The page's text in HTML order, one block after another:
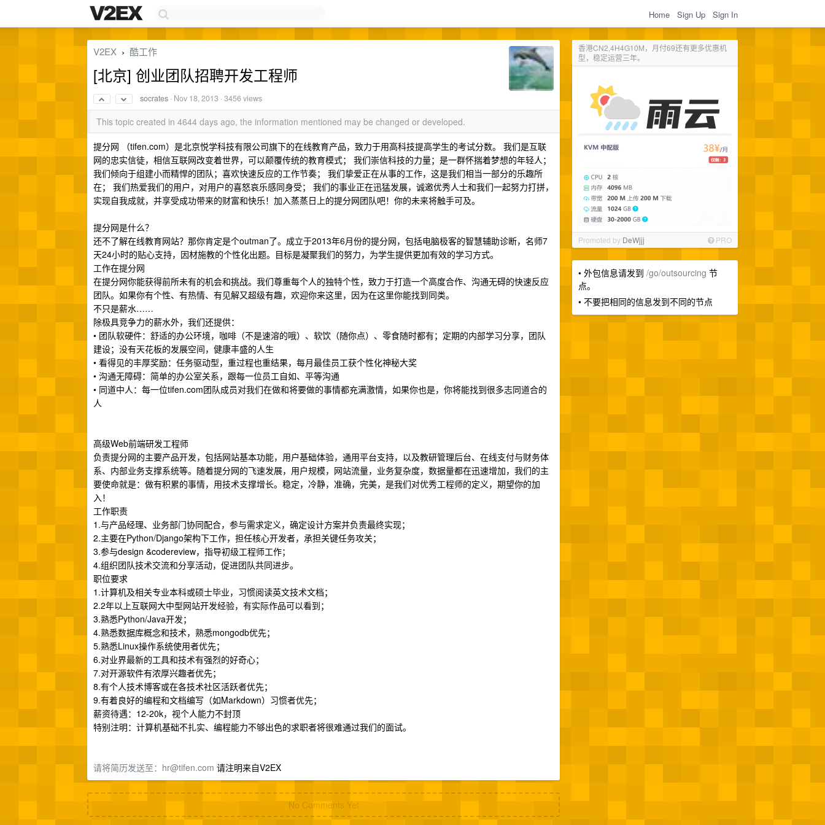
Home Sign Up Sign In
香港CN2,4H4G10M，月付69还有更多优惠机
型，稳定运营三年。
Promoted by DeWjjj PRO
• 外包信息请发到 /go/outsourcing 节
点。
• 不要把相同的信息发到不同的节点
V2EX › 酷工作
[北京] 创业团队招聘开发工程师
socrates · Nov 18, 2013 · 3456 views
This topic created in 4644 days ago, the information mentioned may be changed or developed.
提分网 （tifen.com）是北京悦学科技有限公司旗下的在线教育产品，致力于用高科技提高学生的考试分数。 我们是互联
网的忠实信徒，相信互联网改变着世界，可以颠覆传统的教育模式； 我们崇信科技的力量；是一群怀揣着梦想的年轻人；
我们倾向于组建小而精悍的团队；喜欢快速反应的工作节奏； 我们挚爱正在从事的工作，这是我们相当一部分的乐趣所
在； 我们热爱我们的用户，对用户的喜怒哀乐感同身受； 我们的事业正在迅猛发展，诚邀优秀人士和我们一起努力打拼，
实现自我成就，并享受成功带来的财富和快乐！加入蒸蒸日上的提分网团队吧！你的未来将触手可及。
提分网是什么？
还不了解在线教育网站？那你肯定是个outman了。成立于2013年6月份的提分网，包括电脑极客的智慧辅助诊断，名师7
天24小时的贴心支持，因材施教的个性化出题。目标是凝聚我们的努力，为学生提供更加有效的学习方式。
工作在提分网
在提分网你能获得前所未有的机会和挑战。我们尊重每个人的独特个性，致力于打造一个高度合作、沟通无碍的快速反应
团队。如果你有个性、有热情、有见解又超级有趣，欢迎你来这里，因为在这里你能找到同类。
不只是薪水……
除极具竞争力的薪水外，我们还提供：
• 团队软硬件：舒适的办公环境，咖啡（不是速溶的哦）、软饮（随你点）、零食随时都有；定期的内部学习分享，团队
建设；没有天花板的发展空间，健康丰盛的人生
• 看得见的丰厚奖励：任务驱动型，重过程也重结果，每月最佳员工获个性化神秘大奖
• 沟通无障碍：简单的办公室关系，跟每一位员工自如、平等沟通
• 同道中人：每一位tifen.com团队成员对我们在做和将要做的事情都充满激情，如果你也是，你将能找到很多志同道合的
人
高级Web前端研发工程师
负责提分网的主要产品开发，包括网站基本功能，用户基础体验，通用平台支持，以及教研管理后台、在线支付与财务体
系、内部业务支撑系统等。随着提分网的飞速发展，用户规模，网站流量，业务复杂度，数据量都在迅速增加，我们的主
要使命就是：做有积累的事情，用技术支撑增长。稳定，冷静，准确，完美，是我们对优秀工程师的定义，期望你的加
入！
工作职责
1.与产品经理、业务部门协同配合，参与需求定义，确定设计方案并负责最终实现；
2.主要在Python/Django架构下工作，担任核心开发者，承担关键任务攻关；
3.参与design &codereview，指导初级工程师工作；
4.组织团队技术交流和分享活动，促进团队共同进步。
职位要求
1.计算机及相关专业本科或硕士毕业，习惯阅读英文技术文档；
2.2年以上互联网大中型网站开发经验，有实际作品可以看到；
3.熟悉Python/Java开发；
4.熟悉数据库概念和技术，熟悉mongodb优先；
5.熟悉Linux操作系统使用者优先；
6.对业界最新的工具和技术有强烈的好奇心；
7.对开源软件有浓厚兴趣者优先；
8.有个人技术博客或在各技术社区活跃者优先；
9.有着良好的编程和文档编写（如Markdown）习惯者优先；
薪资待遇：12-20k，视个人能力不封顶
特别注明：计算机基础不扎实、编程能力不够出色的求职者将很难通过我们的面试。
请将简历发送至： hr@tifen.com 请注明来自V2EX
No Comments Yet